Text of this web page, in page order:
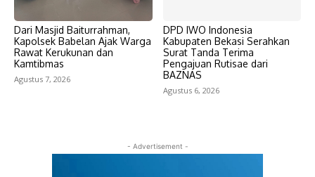
Dari Masjid Baiturrahman,
Kapolsek Babelan Ajak Warga
Rawat Kerukunan dan
Kamtibmas
Agustus 7, 2026
DPD IWO Indonesia
Kabupaten Bekasi Serahkan
Surat Tanda Terima
Pengajuan Rutisae dari
BAZNAS
Agustus 6, 2026
- Advertisement -